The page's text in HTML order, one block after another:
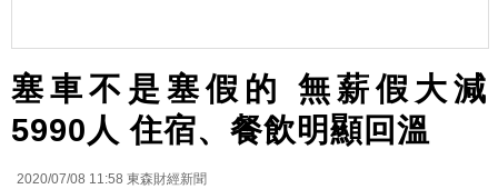
塞車不是塞假的 無薪假大減
5990人 住宿、餐飲明顯回溫
2020/07/08 11:58 東森財經新聞